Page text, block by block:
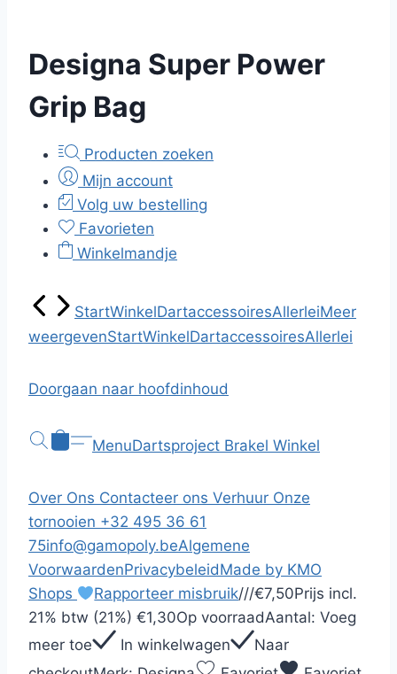
Designa Super Power
Grip Bag
Producten zoeken
Mijn account
Volg uw bestelling
Favorieten
Winkelmandje
StartWinkelDartaccessoiresAllerleiMeer
weergevenStartWinkelDartaccessoiresAllerlei
Doorgaan naar hoofdinhoud
MenuDartsproject Brakel Winkel
Over Ons Contacteer ons Verhuur Onze
tornooien +32 495 36 61
75info@gamopoly.beAlgemene
VoorwaardenPrivacybeleidMade by KMO
Shops
Rapporteer misbruik///€7,50Prijs incl.
21% btw (21%) €1,30Op voorraadAantal: Voeg
meer toe
In winkelwagen
Naar